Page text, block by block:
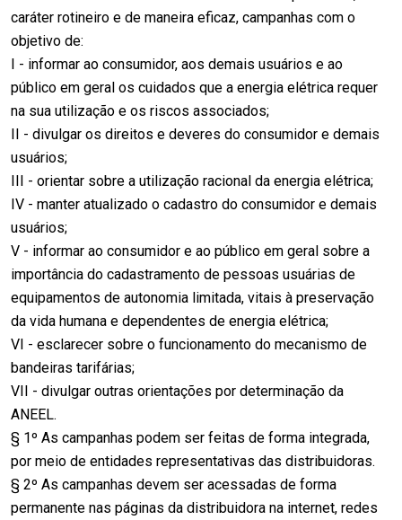
caráter rotineiro e de maneira eficaz, campanhas com o
objetivo de:
I - informar ao consumidor, aos demais usuários e ao
público em geral os cuidados que a energia elétrica requer
na sua utilização e os riscos associados;
II - divulgar os direitos e deveres do consumidor e demais
usuários;
III - orientar sobre a utilização racional da energia elétrica;
IV - manter atualizado o cadastro do consumidor e demais
usuários;
V - informar ao consumidor e ao público em geral sobre a
importância do cadastramento de pessoas usuárias de
equipamentos de autonomia limitada, vitais à preservação
da vida humana e dependentes de energia elétrica;
VI - esclarecer sobre o funcionamento do mecanismo de
bandeiras tarifárias;
VII - divulgar outras orientações por determinação da
ANEEL.
§ 1º As campanhas podem ser feitas de forma integrada,
por meio de entidades representativas das distribuidoras.
§ 2º As campanhas devem ser acessadas de forma
permanente nas páginas da distribuidora na internet, redes